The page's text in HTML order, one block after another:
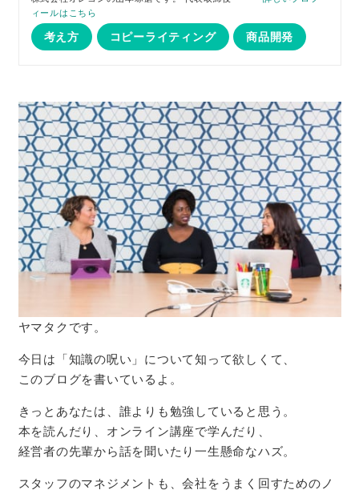
ィールはこちら
考え方 コピーライティング 商品開発
ヤマタクです。
今日は「知識の呪い」について知って欲しくて、
このブログを書いているよ。
きっとあなたは、誰よりも勉強していると思う。
本を読んだり、オンライン講座で学んだり、
経営者の先輩から話を聞いたり一生懸命なハズ。
スタッフのマネジメントも、会社をうまく回すためのノ